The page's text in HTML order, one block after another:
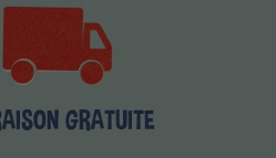
GRATUITE